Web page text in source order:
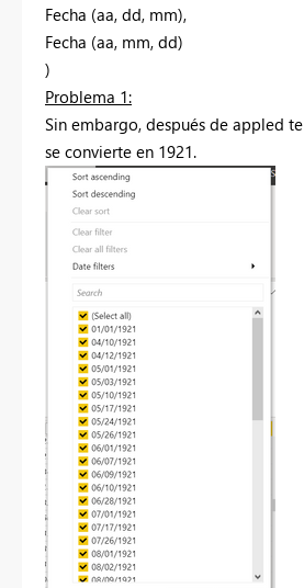
Fecha (aa, dd, mm),
Fecha (aa, mm, dd)
)
Problema 1:
Sin embargo, después de appled
se convierte en 1921.